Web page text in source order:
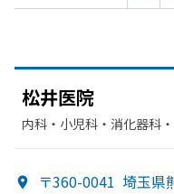
松井医院
内科・​小児科・​消化器科
〒360-0041 埼玉県